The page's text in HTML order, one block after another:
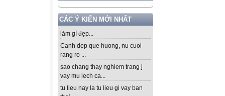
CÁC Ý KIẾN MỚI NHẤT
làm gì đẹp...
Canh dep que huong, nu cuoi
rang ro ...
sao chang thay nghiem trang j
vay mu lech ca...
tu lieu nay la tu lieu gi vay ban